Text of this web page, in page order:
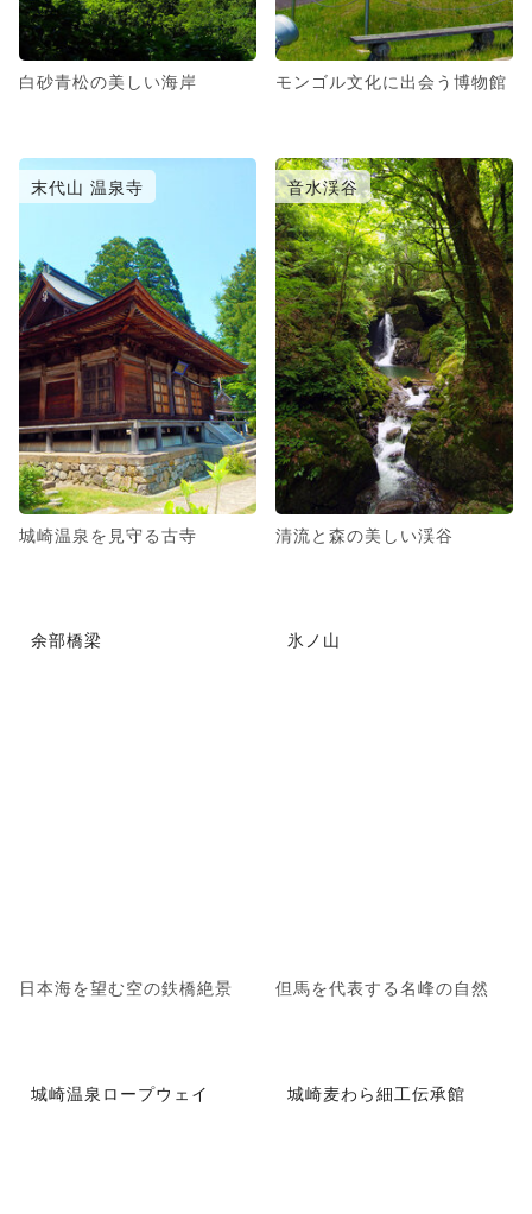
白砂青松の美しい海岸 モンゴル文化に出会う博物館
末代山 温泉寺
城崎温泉を見守る古寺
音水渓谷
清流と森の美しい渓谷
余部橋梁
日本海を望む空の鉄橋絶景
氷ノ山
但馬を代表する名峰の自然
城崎温泉ロープウェイ 城崎麦わら細工伝承館